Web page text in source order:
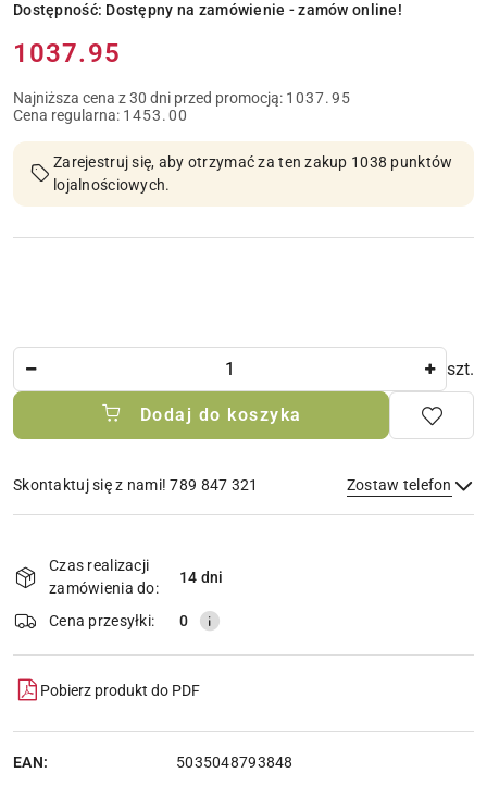
Dostępność: Dostępny na zamówienie - zamów online!
Cena:
1037.95
Najniższa cena z 30 dni przed promocją: 1037.95
Cena regularna: 1453.00
Zarejestruj się, aby otrzymać za ten zakup 1038 punktów
lojalnościowych.
szt.
Dodaj do koszyka
Skontaktuj się z nami! 789 847 321 Zostaw telefon
Wyślij
dostawa
Czas realizacji
zamówienia do:
14 dni
Cena przesyłki: 0
Pobierz produkt do PDF
EAN: 5035048793848